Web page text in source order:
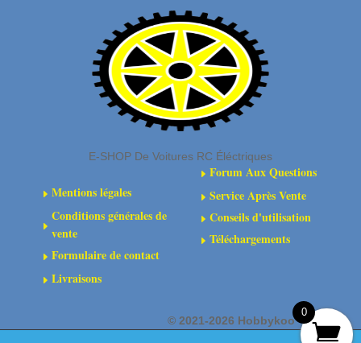
voiture
RC
fixe
rouge
E-SHOP De Voitures RC Éléctriques
EMentions légales
E
Conditions générales de
vente
EFormulaire de contact
ELivraisons
E Forum Aux Questions
E Service Après Vente
E Conseils d'utilisation
E Téléchargements
©2021-2026 Hobbykoo
0